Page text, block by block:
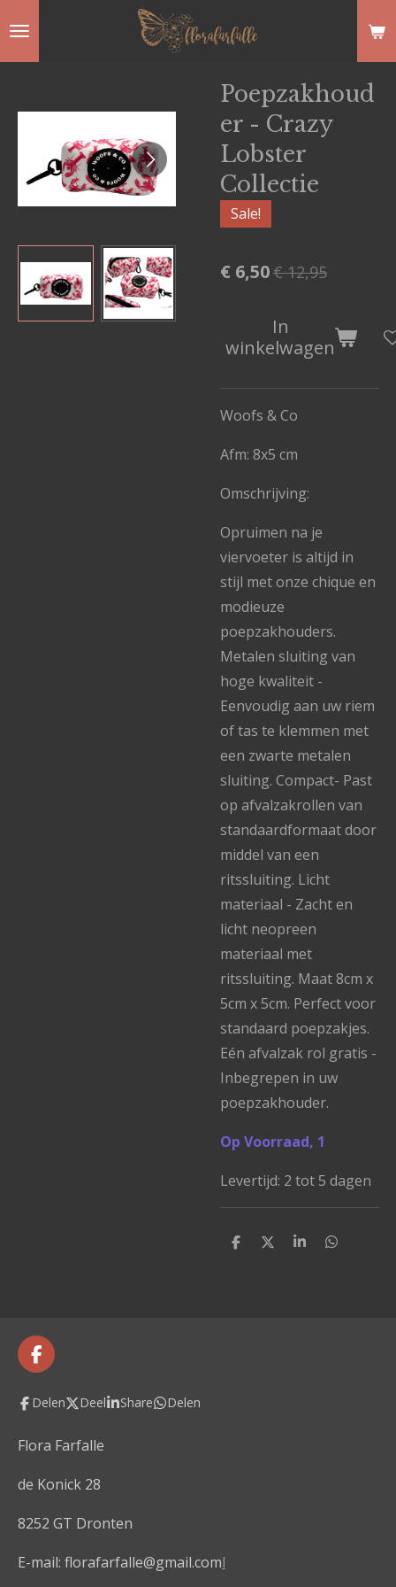
Poepzakhoud
er - Crazy
Lobster
Collectie
Sale!
€ 6,50€ 12,95
In
winkelwagen
Woofs & Co
Afm: 8x5 cm
Omschrijving:
Opruimen na je
viervoeter is altijd in
stijl met onze chique en
modieuze
poepzakhouders.
Metalen sluiting van
hoge kwaliteit -
Eenvoudig aan uw riem
of tas te klemmen met
een zwarte metalen
sluiting. Compact- Past
op afvalzakrollen van
standaardformaat door
middel van een
ritssluiting. Licht
materiaal - Zacht en
licht neopreen
materiaal met
ritssluiting. Maat 8cm x
5cm x 5cm. Perfect voor
standaard poepzakjes.
Eén afvalzak rol gratis -
Inbegrepen in uw
poepzakhouder.
Op Voorraad, 1
Levertijd: 2 tot 5 dagen
D
D
S
D
F
a
c
e
o
k
Delen Deel Share Delen
Flora Farfalle
de Konick 28
8252 GT Dronten
E-mail: florafarfalle@gmail.coml